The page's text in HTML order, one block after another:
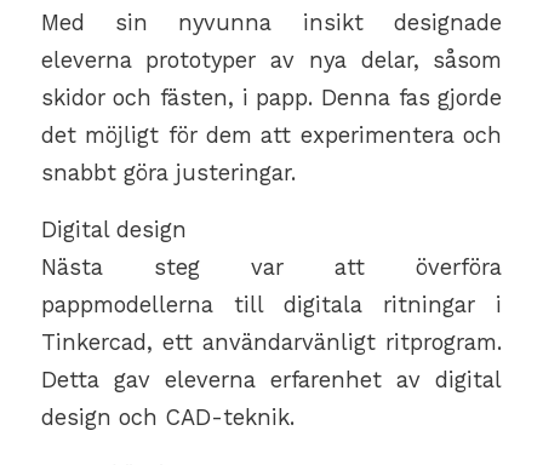
Med sin nyvunna insikt designade
eleverna prototyper av nya delar, såsom
skidor och fästen, i papp. Denna fas gjorde
det möjligt för dem att experimentera och
snabbt göra justeringar.
Digital design
Nästa steg var att överföra
pappmodellerna till digitala ritningar i
Tinkercad, ett användarvänligt ritprogram.
Detta gav eleverna erfarenhet av digital
design och CAD-teknik.